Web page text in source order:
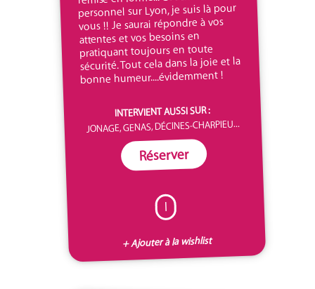
personnel sur Lyon, je suis là pour
vous !! Je saurai répondre à vos
attentes et vos besoins en
pratiquant toujours en toute
sécurité. Tout cela dans la joie et la
bonne humeur....évidemment !
INTERVIENT AUSSI SUR :
JONAGE, GENAS, DÉCINES-CHARPIEU...
Réserver
I
+ Ajouter à la wishlist